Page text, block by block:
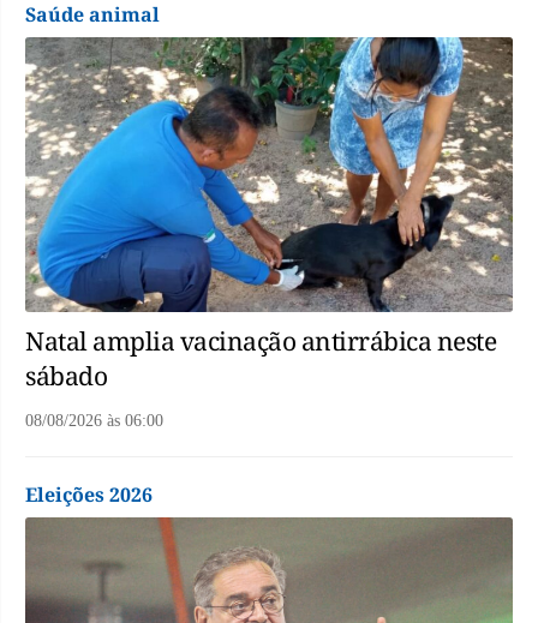
Saúde animal
Natal amplia vacinação antirrábica neste
sábado
08/08/2026 às 06:00
Eleições 2026